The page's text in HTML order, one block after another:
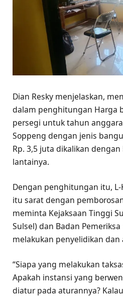
Dian Resky menjelaskan,
dalam penghitungan Harga
persegi untuk tahun
Soppeng dengan jenis
Rp. 3,5 juta dikalikan
lantainya.
Dengan penghitungan itu, L-
itu sarat dengan
meminta Kejaksaan Tinggi
Sulsel) dan Badan
melakukan penyelidikan
“Siapa yang melakukan
Apakah instansi yang
diatur pada aturannya?